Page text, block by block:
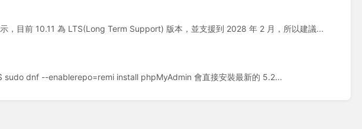
，目前 10.11 為 LTS(Long Term Support) 版本，並支援到 2028 年 2 月，所以建議...
sudo dnf --enablerepo=remi install phpMyAdmin 會直接安裝最新的 5.2...